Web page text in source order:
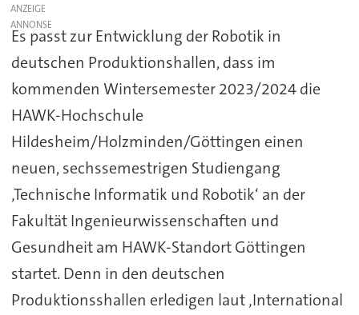
ANZEIGE
Es passt zur Entwicklung der Robotik in
deutschen Produktionshallen, dass im
kommenden Wintersemester 2023/2024 die
HAWK-Hochschule
Hildesheim/Holzminden/Göttingen einen
neuen, sechssemestrigen Studiengang
‚Technische Informatik und Robotik‘ an der
Fakultät Ingenieurwissenschaften und
Gesundheit am HAWK-Standort Göttingen
startet. Denn in den deutschen
Produktionsshallen erledigen laut ‚International